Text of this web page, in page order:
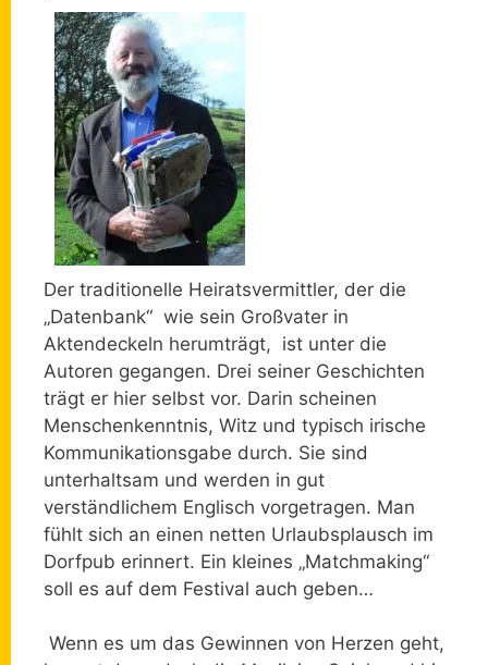
Der traditionelle Heiratsvermittler, der die
„Datenbank“ wie sein Großvater in
Aktendeckeln herumträgt, ist unter die
Autoren gegangen. Drei seiner Geschichten
trägt er hier selbst vor. Darin scheinen
Menschenkenntnis, Witz und typisch irische
Kommunikationsgabe durch. Sie sind
unterhaltsam und werden in gut
verständlichem Englisch vorgetragen. Man
fühlt sich an einen netten Urlaubsplausch im
Dorfpub erinnert. Ein kleines „Matchmaking“
soll es auf dem Festival auch geben…
Wenn es um das Gewinnen von Herzen geht,